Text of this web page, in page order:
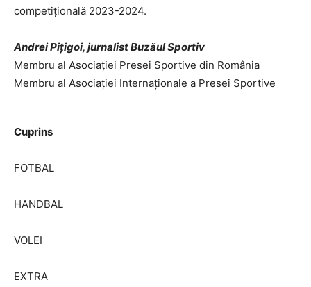
competițională 2023-2024.
Andrei Pițigoi, jurnalist Buzăul Sportiv
Membru al Asociației Presei Sportive din România
Membru al Asociației Internaționale a Presei Sportive
Cuprins
FOTBAL
HANDBAL
VOLEI
EXTRA